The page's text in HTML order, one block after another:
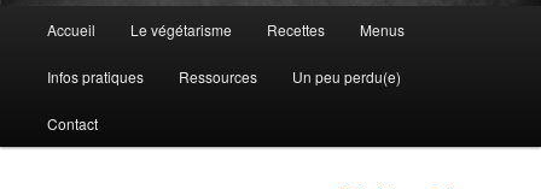
Accueil Le végétarisme Recettes Menus
Infos pratiques Ressources Un peu perdu(e)
Contact